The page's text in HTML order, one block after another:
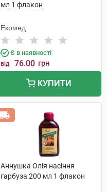
мл 1 флакон
Екомед
Є в наявності
від 76.00 грн
КУПИТИ
Аннушка Олія насіння
гарбуза 200 мл 1 флакон